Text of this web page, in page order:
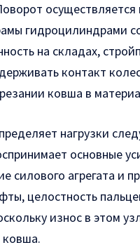
осуществляется
гидроцилиндрами
на складах,
контакт
ковша в
нагрузки
основные
силового агрегата и
целостность
износ в этом
ковша.